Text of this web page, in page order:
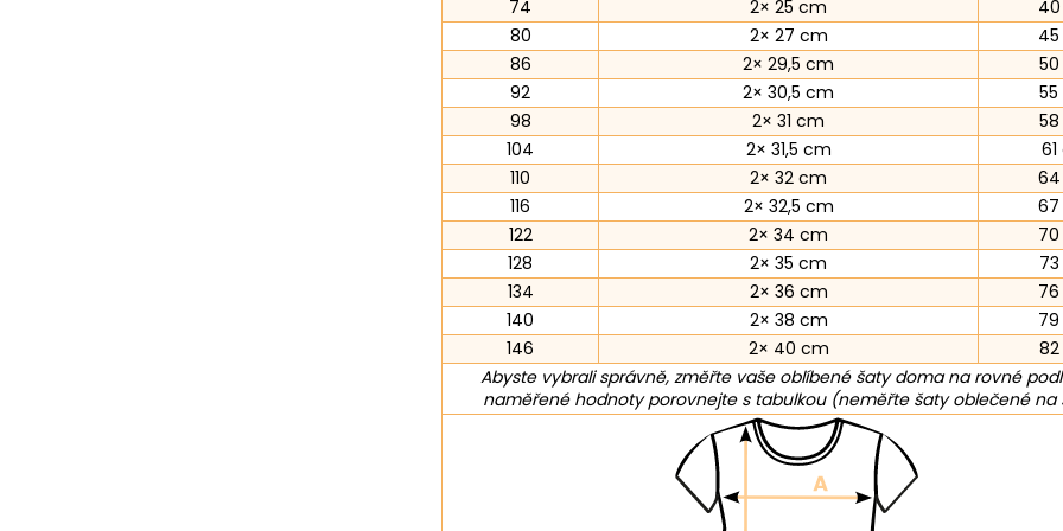
74 2× 25 cm
80
2× 27 cm
86
2× 29,5 cm
92
2× 30,5 cm
98
2× 31 cm
104
2× 31,5 cm
110
2× 32 cm
116
2× 32,5 cm
122
2× 34 cm
128
2× 35 cm
134
2× 36 cm
140
2× 38 cm
146
2× 40 cm
Abyste vybrali správně, změřte vaše oblíbené šaty doma na rovné
naměřené hodnoty porovnejte s tabulkou (neměřte šaty oblečené na